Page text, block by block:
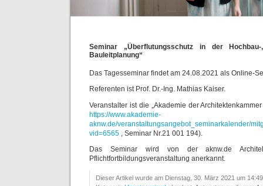
Seminar „Überflutungsschutz in der
Bauleitplanung“
Das Tagesseminar findet am 24.08.2021 als Online-
Referenten ist Prof. Dr.-Ing. Mathias Kaiser.
Veranstalter ist die „Akademie der
https://www.akademie-
aknw.de/veranstaltungsangebot_seminarkalender/
vid=6565 , Seminar Nr.21 001 194).
Das Seminar wird von der aknw.de
Pflichtfortbildungsveranstaltung anerkannt.
Dieser Artikel wurde am Dienstag, 30. März 2021 um